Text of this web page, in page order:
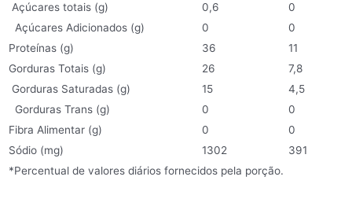
Açúcares totais (g)
0,6
0
Açúcares Adicionados (g)
0
0
Proteínas (g)
36
11
Gorduras Totais (g)
26
7,8
Gorduras Saturadas (g)
15
4,5
Gorduras Trans (g)
0
0
Fibra Alimentar (g)
0
0
Sódio (mg)
1302
391
*Percentual de valores diários fornecidos pela porção.